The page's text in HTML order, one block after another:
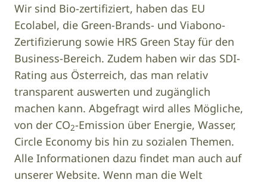
Wir sind Bio-zertifiziert, haben das EU
Ecolabel, die Green-Brands- und Viabono-
Zertifizierung sowie HRS Green Stay für den
Business-Bereich. Zudem haben wir das SDI-
Rating aus Österreich, das man relativ
transparent auswerten und zugänglich
machen kann. Abgefragt wird alles Mögliche,
von der CO2-Emission über Energie, Wasser,
Circle Economy bis hin zu sozialen Themen.
Alle Informationen dazu findet man auch auf
unserer Website. Wenn man die Welt